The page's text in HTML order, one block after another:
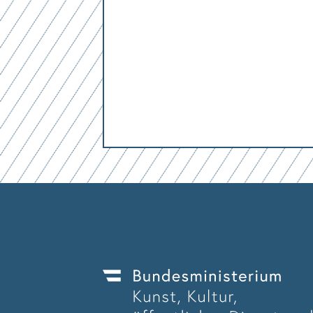
Mit dem Absenden des Formulars